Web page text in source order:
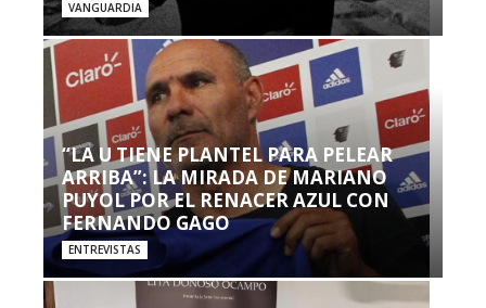
VANGUARDIA
“LA U TIENE PLANTEL PARA PELEAR
ARRIBA”: LA MIRADA DE MARIANO
PUYOL POR EL RENACER AZUL CON
FERNANDO GAGO
ENTREVISTAS